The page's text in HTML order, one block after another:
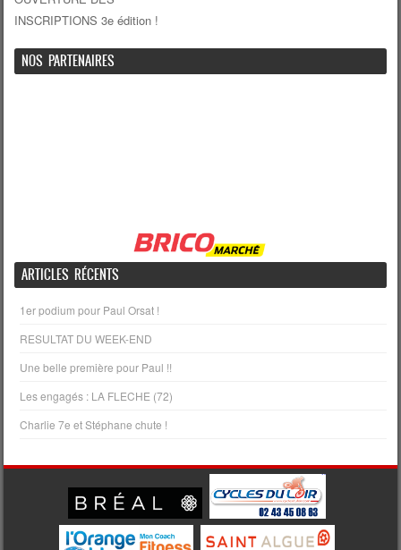
Navigation de l'article
INSCRIPTIONS 3e édition !
NOS PARTENAIRES
ARTICLES RÉCENTS
1er podium pour Paul Orsat !
RESULTAT DU WEEK-END
Une belle première pour Paul !!
Les engagés : LA FLECHE (72)
Charlie 7e et Stéphane chute !